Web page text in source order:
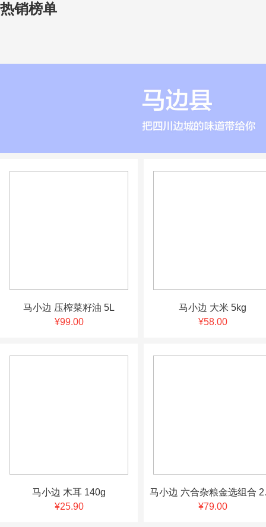
热销榜单
马小边 压榨菜籽油 5L
¥99.00
马小边 大米 5kg
¥58.00
马小边 木耳 140g
¥25.90
¥79.00